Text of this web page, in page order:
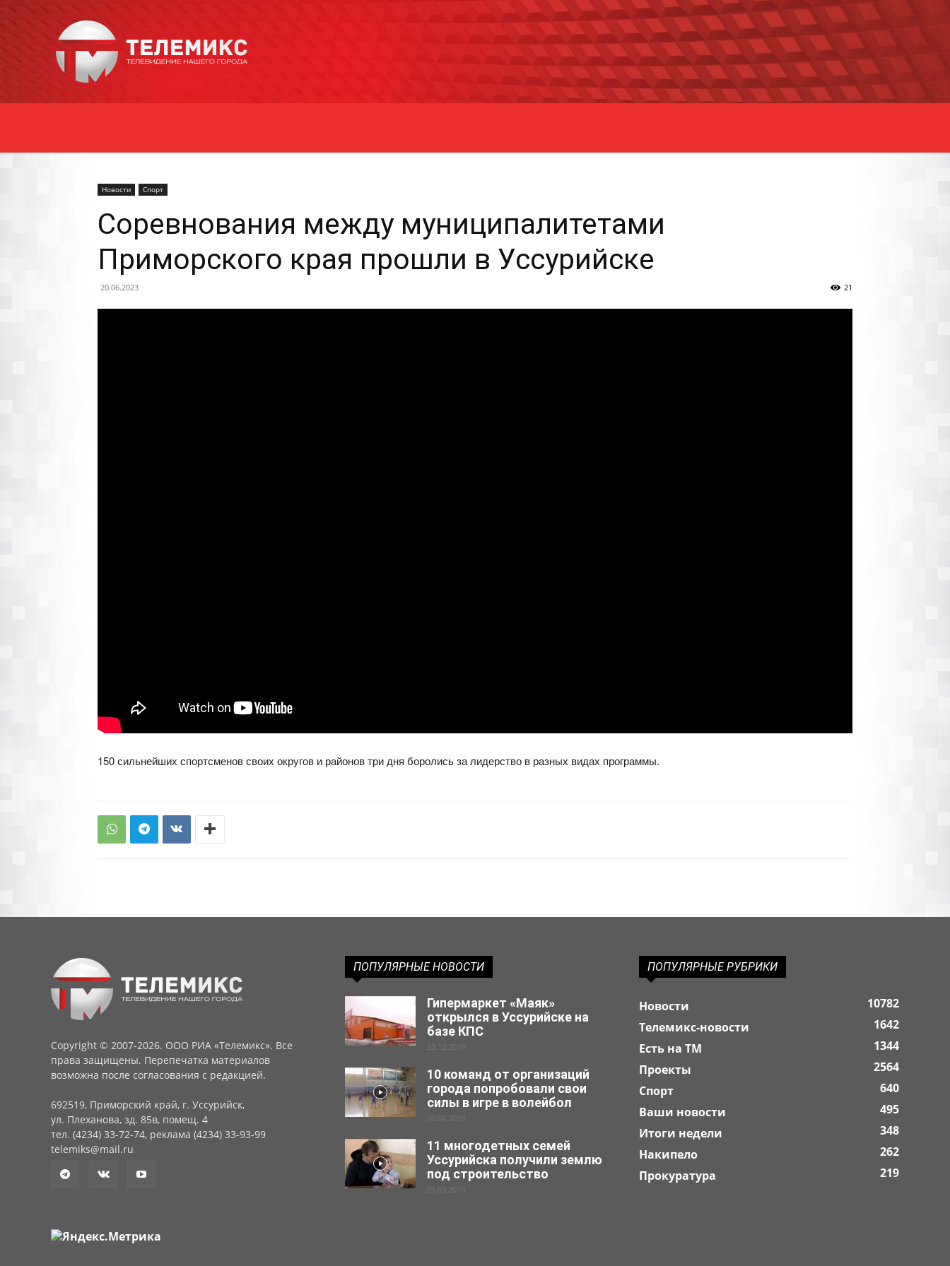
Уссурийска
Новости Спорт
Соревнования между муниципалитетами
Приморского края прошли в Уссурийске
20.06.2023 21
150 сильнейших спортсменов своих округов и районов три дня боролись за лидерство в разных видах программы.
Copyright © 2007-2026. ООО РИА «Телемикс». Все
права защищены. Перепечатка материалов
возможна после согласования с редакцией.
692519, Приморский край, г. Уссурийск,
ул. Плеханова, зд. 85в, помещ. 4
тел. (4234) 33-72-74, реклама (4234) 33-93-99
telemiks@mail.ru
ПОПУЛЯРНЫЕ НОВОСТИ
Гипермаркет «Маяк»
открылся в Уссурийске на
базе КПС
23.12.2019
10 команд от организаций
города попробовали свои
силы в игре в волейбол
30.04.2019
11 многодетных семей
Уссурийска получили землю
под строительство
29.03.2019
ПОПУЛЯРНЫЕ РУБРИКИ
Новости
10782
Телемикс-новости
1642
Есть на ТМ
1344
Проекты
2564
Спорт
640
Ваши новости
495
Итоги недели
348
Накипело
262
Прокуратура
219